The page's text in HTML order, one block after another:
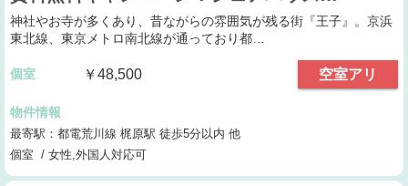
神社やお寺が多くあり、昔ながらの雰囲気が残る街『王子』。京浜
東北線、東京メトロ南北線が通っており都…
個室 ￥48,500 空室アリ
物件情報
最寄駅：都電荒川線 梶原駅 徒歩5分以内 他
個室 / 女性,外国人対応可